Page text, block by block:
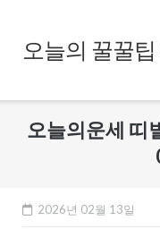
content오늘의 꿀꿀
오늘의운세 띠
2026년 02월 13일